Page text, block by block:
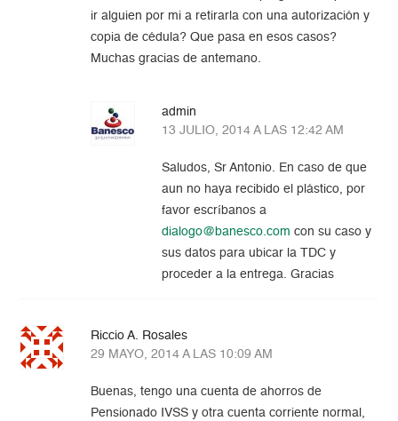
ir alguien por mi a retirarla con una autorización y
copia de cédula? Que pasa en esos casos?
Muchas gracias de antemano.
admin
13 JULIO, 2014 A LAS 12:42 AM
Saludos, Sr Antonio. En caso de que
aun no haya recibido el plástico, por
favor escríbanos a
dialogo@banesco.com con su caso y
sus datos para ubicar la TDC y
proceder a la entrega. Gracias
Riccio A. Rosales
29 MAYO, 2014 A LAS 10:09 AM
Buenas, tengo una cuenta de ahorros de
Pensionado IVSS y otra cuenta corriente normal,